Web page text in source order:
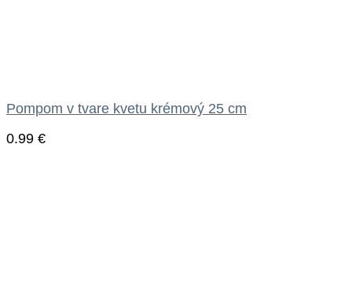
Pompom v tvare kvetu krémový 25 cm
0.99 €